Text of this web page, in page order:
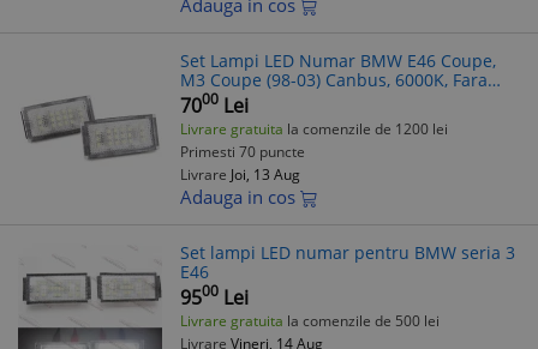
Set Lampi LED Numar BMW E46 Coupe,
M3 Coupe (98-03) Canbus, 6000K, Fara
Eroare Bec Ars
7000 Lei
Livrare gratuita la comenzile de 1200 lei
Primesti 70 puncte
Livrare Joi, 13 Aug
Adauga in cos
Set lampi LED numar pentru BMW seria 3
E46
9500 Lei
Livrare gratuita la comenzile de 500 lei
Livrare Vineri, 14 Aug